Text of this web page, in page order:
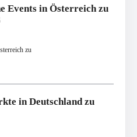
Events in Österreich zu
zu
in Deutschland zu